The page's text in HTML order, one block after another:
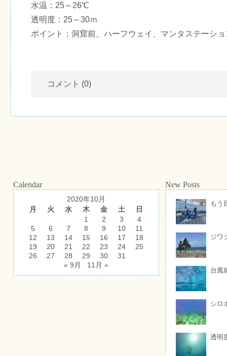
水温：25～26℃
透明度：25～30ｍ
ポイント：洞窟前、ハーフウェイ、マンタステーショ
コメント (0)
Calendar
2020年10月
月
火 水 木 金 土
日
1
2 3
4
5
6 7 8 9 10
11
12
13 14 15 16 17
18
19
20 21 22 23 24
25
26
27 28 29 30
31
« 9月
11月 »
New Posts
もう
ジワ
台風
シロ
透明